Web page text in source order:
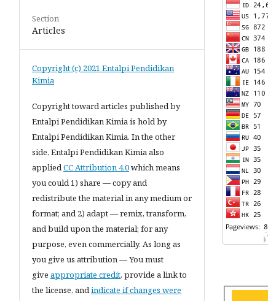
Section
Articles
Copyright (c) 2021 Entalpi Pendidikan
Kimia
Copyright toward articles published by
Entalpi Pendidikan Kimia is hold by
Entalpi Pendidikan Kimia. In the other
side, Entalpi Pendidikan Kimia also
appliedCC Attribution 4.0which means
you could 1) share — copy and
redistribute the material in any medium or
format; and 2) adapt — remix, transform,
and build upon the material; for any
purpose, even commercially. As long as
you give us attribution — You must
give appropriate credit, provide a link to
the license, andindicate if changes were